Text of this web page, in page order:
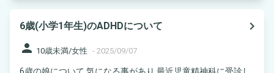
6歳(小学1年生)のADHDについて
navigate_next
person 10歳未満/女性 - 2025/09/07
6歳の娘について 気になる事があり 最近児童精神科に受診し